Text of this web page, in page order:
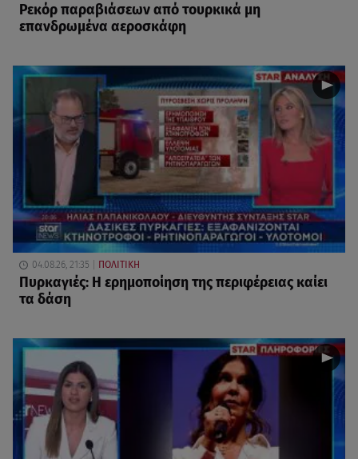
Ρεκόρ παραβιάσεων από τουρκικά μη
επανδρωμένα αεροσκάφη
04.08.26, 21:35 ΠΟΛΙΤΙΚΗ
Πυρκαγιές: Η ερημοποίηση της περιφέρειας καίει
τα δάση